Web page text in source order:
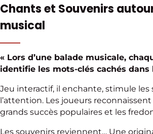
Chants et Souvenirs
musical
« Lors d’une balade musicale,
identifie les mots-clés cachés dans
Jeu interactif, il enchante, stimule les
l’attention. Les joueurs
grands succès populaires et les
Les souvenirs reviennent… Une